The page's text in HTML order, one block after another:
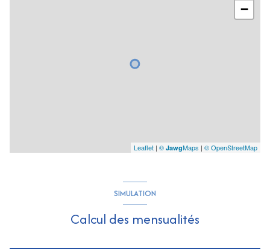
−
Leaflet | © JawgMaps | © OpenStreetMap
SIMULATION
Calcul des mensualités